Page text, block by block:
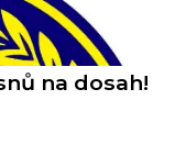
na dosah!